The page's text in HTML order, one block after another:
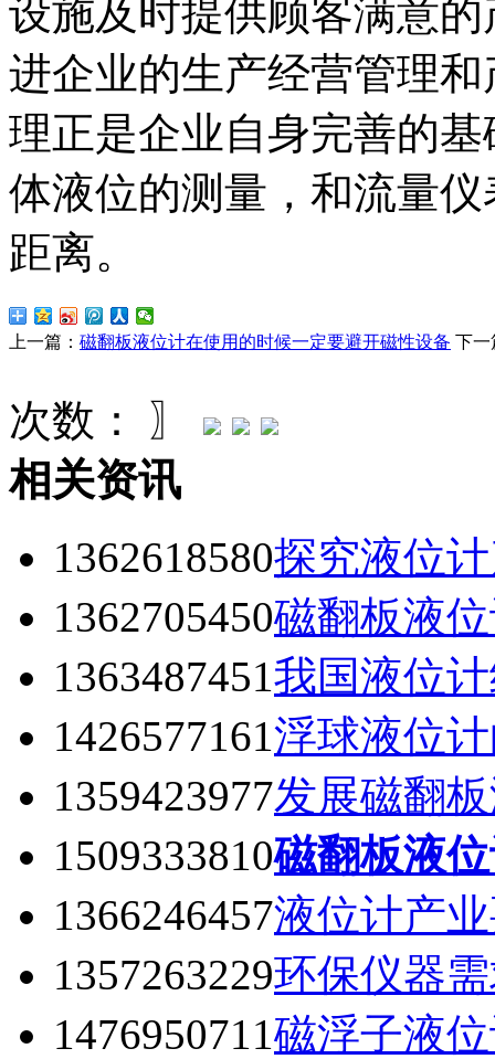
设施及时提供顾客满意
进企业的生产经营管理
理正是企业自身完善的
体液位的测量，和流量
距离。
上一篇： 磁翻板液位计在使用的时候一定要避开磁性设备 下一
次数：
〗
相关资讯
1362618580探究液位
1362705450磁翻板液
1363487451我国液位
1426577161浮球液位
1359423977发展磁翻
1509333810磁翻板液
1366246457液位计产
1357263229环保仪器
1476950711磁浮子液